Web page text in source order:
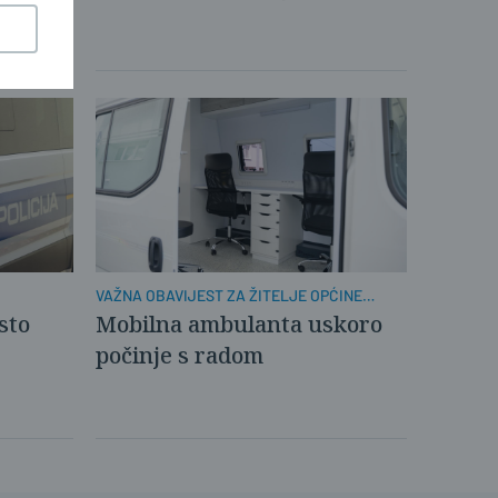
VAŽNA OBAVIJEST ZA ŽITELJE OPĆINE
KLAKAR
Mobilna ambulanta uskoro
počinje s radom